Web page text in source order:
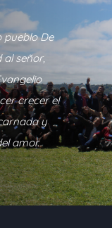
pueblo De
al señor,
crecer el
y
amor.